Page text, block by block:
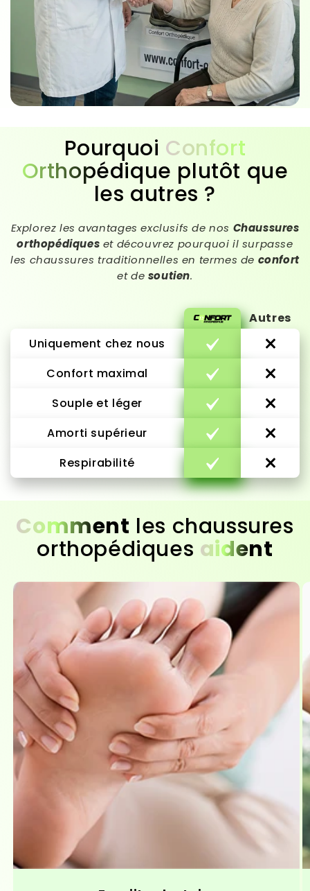
Pourquoi Confort
Orthopédique plutôt que
les autres ?
Explorez les avantages exclusifs de nos Chaussures
orthopédiques et découvrez pourquoi il surpasse
les chaussures traditionnelles en termes de confort
et de soutien.
Autres
Uniquement chez nous
Confort maximal
Souple et léger
Amorti supérieur
Respirabilité
Comment les chaussures
orthopédiques aident